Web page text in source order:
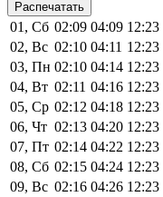
Распечатать
01, Сб 02:09 04:09 12:23
02, Вс 02:10 04:11 12:23
03, Пн 02:10 04:14 12:23
04, Вт 02:11 04:16 12:23
05, Ср 02:12 04:18 12:23
06, Чт 02:13 04:20 12:23
07, Пт 02:14 04:22 12:23
08, Сб 02:15 04:24 12:23
09, Вс 02:16 04:26 12:23